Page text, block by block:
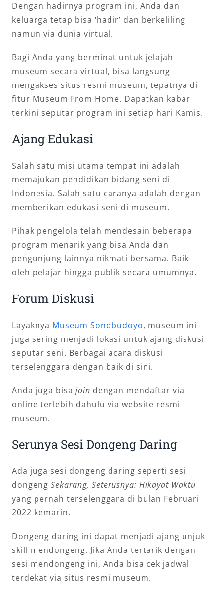
Dengan hadirnya program ini, Anda dan
keluarga tetap bisa ‘hadir’ dan berkeliling
namun via dunia virtual.
Bagi Anda yang berminat untuk jelajah
museum secara virtual, bisa langsung
mengakses situs resmi museum, tepatnya di
fitur Museum From Home. Dapatkan kabar
terkini seputar program ini setiap hari Kamis.
Ajang Edukasi
Salah satu misi utama tempat ini adalah
memajukan pendidikan bidang seni di
Indonesia. Salah satu caranya adalah dengan
memberikan edukasi seni di museum.
Pihak pengelola telah mendesain beberapa
program menarik yang bisa Anda dan
pengunjung lainnya nikmati bersama. Baik
oleh pelajar hingga publik secara umumnya.
Forum Diskusi
Layaknya Museum Sonobudoyo, museum ini
juga sering menjadi lokasi untuk ajang diskusi
seputar seni. Berbagai acara diskusi
terselenggara dengan baik di sini.
Anda juga bisa join dengan mendaftar via
online terlebih dahulu via website resmi
museum.
Serunya Sesi Dongeng Daring
Ada juga sesi dongeng daring seperti sesi
dongeng Sekarang, Seterusnya: Hikayat Waktu
yang pernah terselenggara di bulan Februari
2022 kemarin.
Dongeng daring ini dapat menjadi ajang unjuk
skill mendongeng. Jika Anda tertarik dengan
sesi mendongeng ini, Anda bisa cek jadwal
terdekat via situs resmi museum.